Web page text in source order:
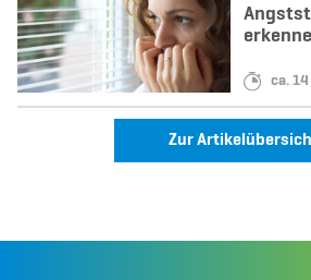
ca.
Zur